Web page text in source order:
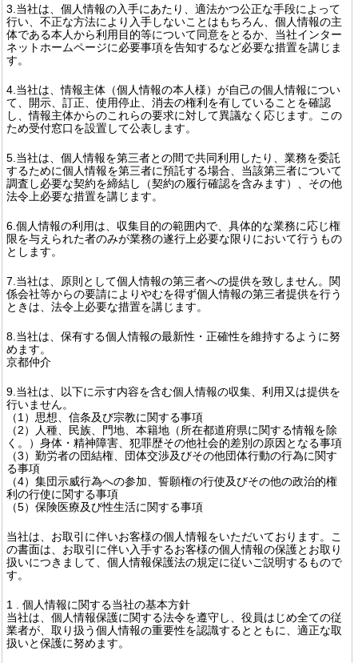
3.当社は、個人情報の入手にあたり、適法かつ公正な手段によって
行い、不正な方法により入手しないことはもちろん、個人情報の主
体である本人から利用目的等について同意をとるか、当社インター
ネットホームページに必要事項を告知するなど必要な措置を講じま
す。
4.当社は、情報主体（個人情報の本人様）が自己の個人情報につい
て、開示、訂正、使用停止、消去の権利を有していることを確認
し、情報主体からのこれらの要求に対して異議なく応じます。この
ため受付窓口を設置して公表します。
5.当社は、個人情報を第三者との間で共同利用したり、業務を委託
するために個人情報を第三者に預託する場合、当該第三者について
調査し必要な契約を締結し（契約の履行確認を含みます）、その他
法令上必要な措置を講じます。
6.個人情報の利用は、収集目的の範囲内で、具体的な業務に応じ権
限を与えられた者のみが業務の遂行上必要な限りにおいて行うもの
とします。
7.当社は、原則として個人情報の第三者への提供を致しません。関
係会社等からの要請によりやむを得ず個人情報の第三者提供を行う
ときは、法令上必要な措置を講じます。
8.当社は、保有する個人情報の最新性・正確性を維持するように努
めます。
京都仲介
9.当社は、以下に示す内容を含む個人情報の収集、利用又は提供を
行いません。
（1）思想、信条及び宗教に関する事項
（2）人種、民族、門地、本籍地（所在都道府県に関する情報を除
く。）身体・精神障害、犯罪歴その他社会的差別の原因となる事項
（3）勤労者の団結権、団体交渉及びその他団体行動の行為に関す
る事項
（4）集団示威行為への参加、誓願権の行使及びその他の政治的権
利の行使に関する事項
（5）保険医療及び性生活に関する事項
当社は、お取引に伴いお客様の個人情報をいただいております。こ
の書面は、お取引に伴い入手するお客様の個人情報の保護とお取り
扱いにつきまして、個人情報保護法の規定に従いご説明するもので
す。
1 . 個人情報に関する当社の基本方針
当社は、個人情報保護に関する法令を遵守し、役員はじめ全ての従
業者が、取り扱う個人情報の重要性を認識するとともに、適正な取
扱いと保護に努めます。